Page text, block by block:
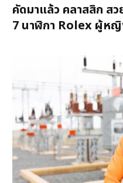
คัดมาแล้ว คลาสสิก ส
7 นาฬิกา Rolex ผู้หญิ